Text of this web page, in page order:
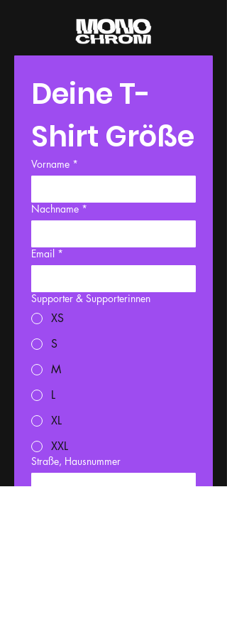
Deine T-
Shirt Größe
Vorname *
Nachname *
Email *
Supporter & Supporterinnen
XS
S
M
L
XL
XXL
Straße, Hausnummer